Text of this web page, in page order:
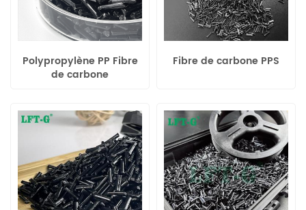
Polypropylène PP Fibre
de carbone
Fibre de carbone PPS